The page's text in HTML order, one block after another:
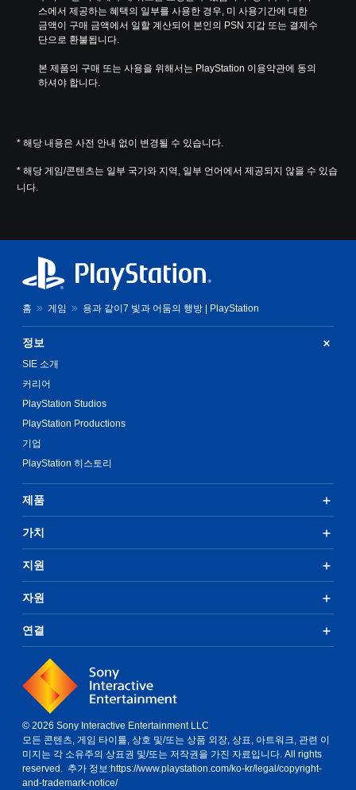
스에서 제공하는 혜택의 일부를 사용한 경우, 미 사용기간에 대한
금액이 구매 금액에서 일할 계산되어 본인의 PSN 지갑 또는 결제수
단으로 환불됩니다.
본 제품의 구매 또는 사용을 위해서는 PlayStation 이용약관에 동의
하셔야 합니다.
* 해당 내용은 사전 안내 없이 변경될 수 있습니다.
* 해당 게임/콘텐츠는 일부 국가와 지역, 일부 언어에서 제공되지 않을 수 있습
니다.
홈 게임 용과 같이7 빛과 어둠의 행방 | PlayStation
정보
SIE 소개
커리어
PlayStation Studios
PlayStation Productions
기업
PlayStation 히스토리
제품
가치
지원
자원
연결
© 2026 Sony Interactive Entertainment LLC
모든 콘텐츠, 게임 타이틀, 상호 및/또는 상품 외장, 상표, 아트워크, 관련 이
미지는 각 소유주의 상표권 및/또는 저작권을 가진 자료입니다. All rights
reserved. 추가 정보:https://www.playstation.com/ko-kr/legal/copyright-
and-trademark-notice/